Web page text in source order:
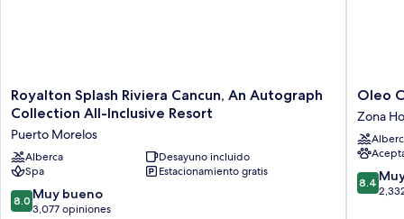
Royalton
Splash
Cancun,
An
Autograph
Collection
All-
Royalton Splash Riviera Cancun, An Autograph
Collection All-Inclusive Resort
Puerto Morelos
Alberca
Desayuno incluido
Spa
Estacionamiento gratis
8.0
de
8.0 Muy bueno
3,077 opiniones
Oleo
Cancun
Playa
All
Inclusive
Resort
Zona
Oleo
Zona
8.4
de
8.4